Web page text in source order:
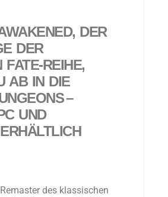
DER
DER
FATE-REIHE,
AB IN DIE
–
UND
des klassischen